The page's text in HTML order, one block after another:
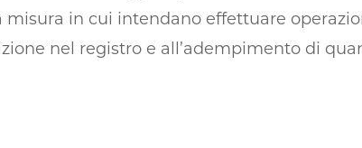
misura in cui intendano effettuare
nel registro e all’adempimento di